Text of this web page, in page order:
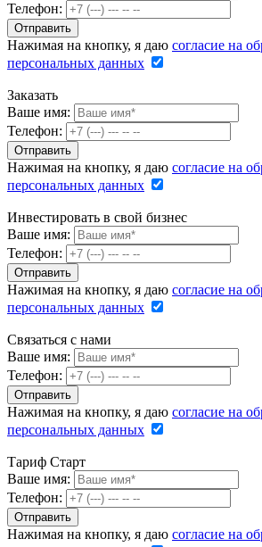
Телефон:
Нажимая на кнопку, я даю согласие на
персональных данных
Заказать
Ваше имя:
Телефон:
Нажимая на кнопку, я даю согласие на
персональных данных
Инвестировать в свой бизнес
Ваше имя:
Телефон:
Нажимая на кнопку, я даю согласие на
персональных данных
Связаться с нами
Ваше имя:
Телефон:
Нажимая на кнопку, я даю согласие на
персональных данных
Тариф Старт
Ваше имя:
Телефон:
Нажимая на кнопку, я даю согласие на